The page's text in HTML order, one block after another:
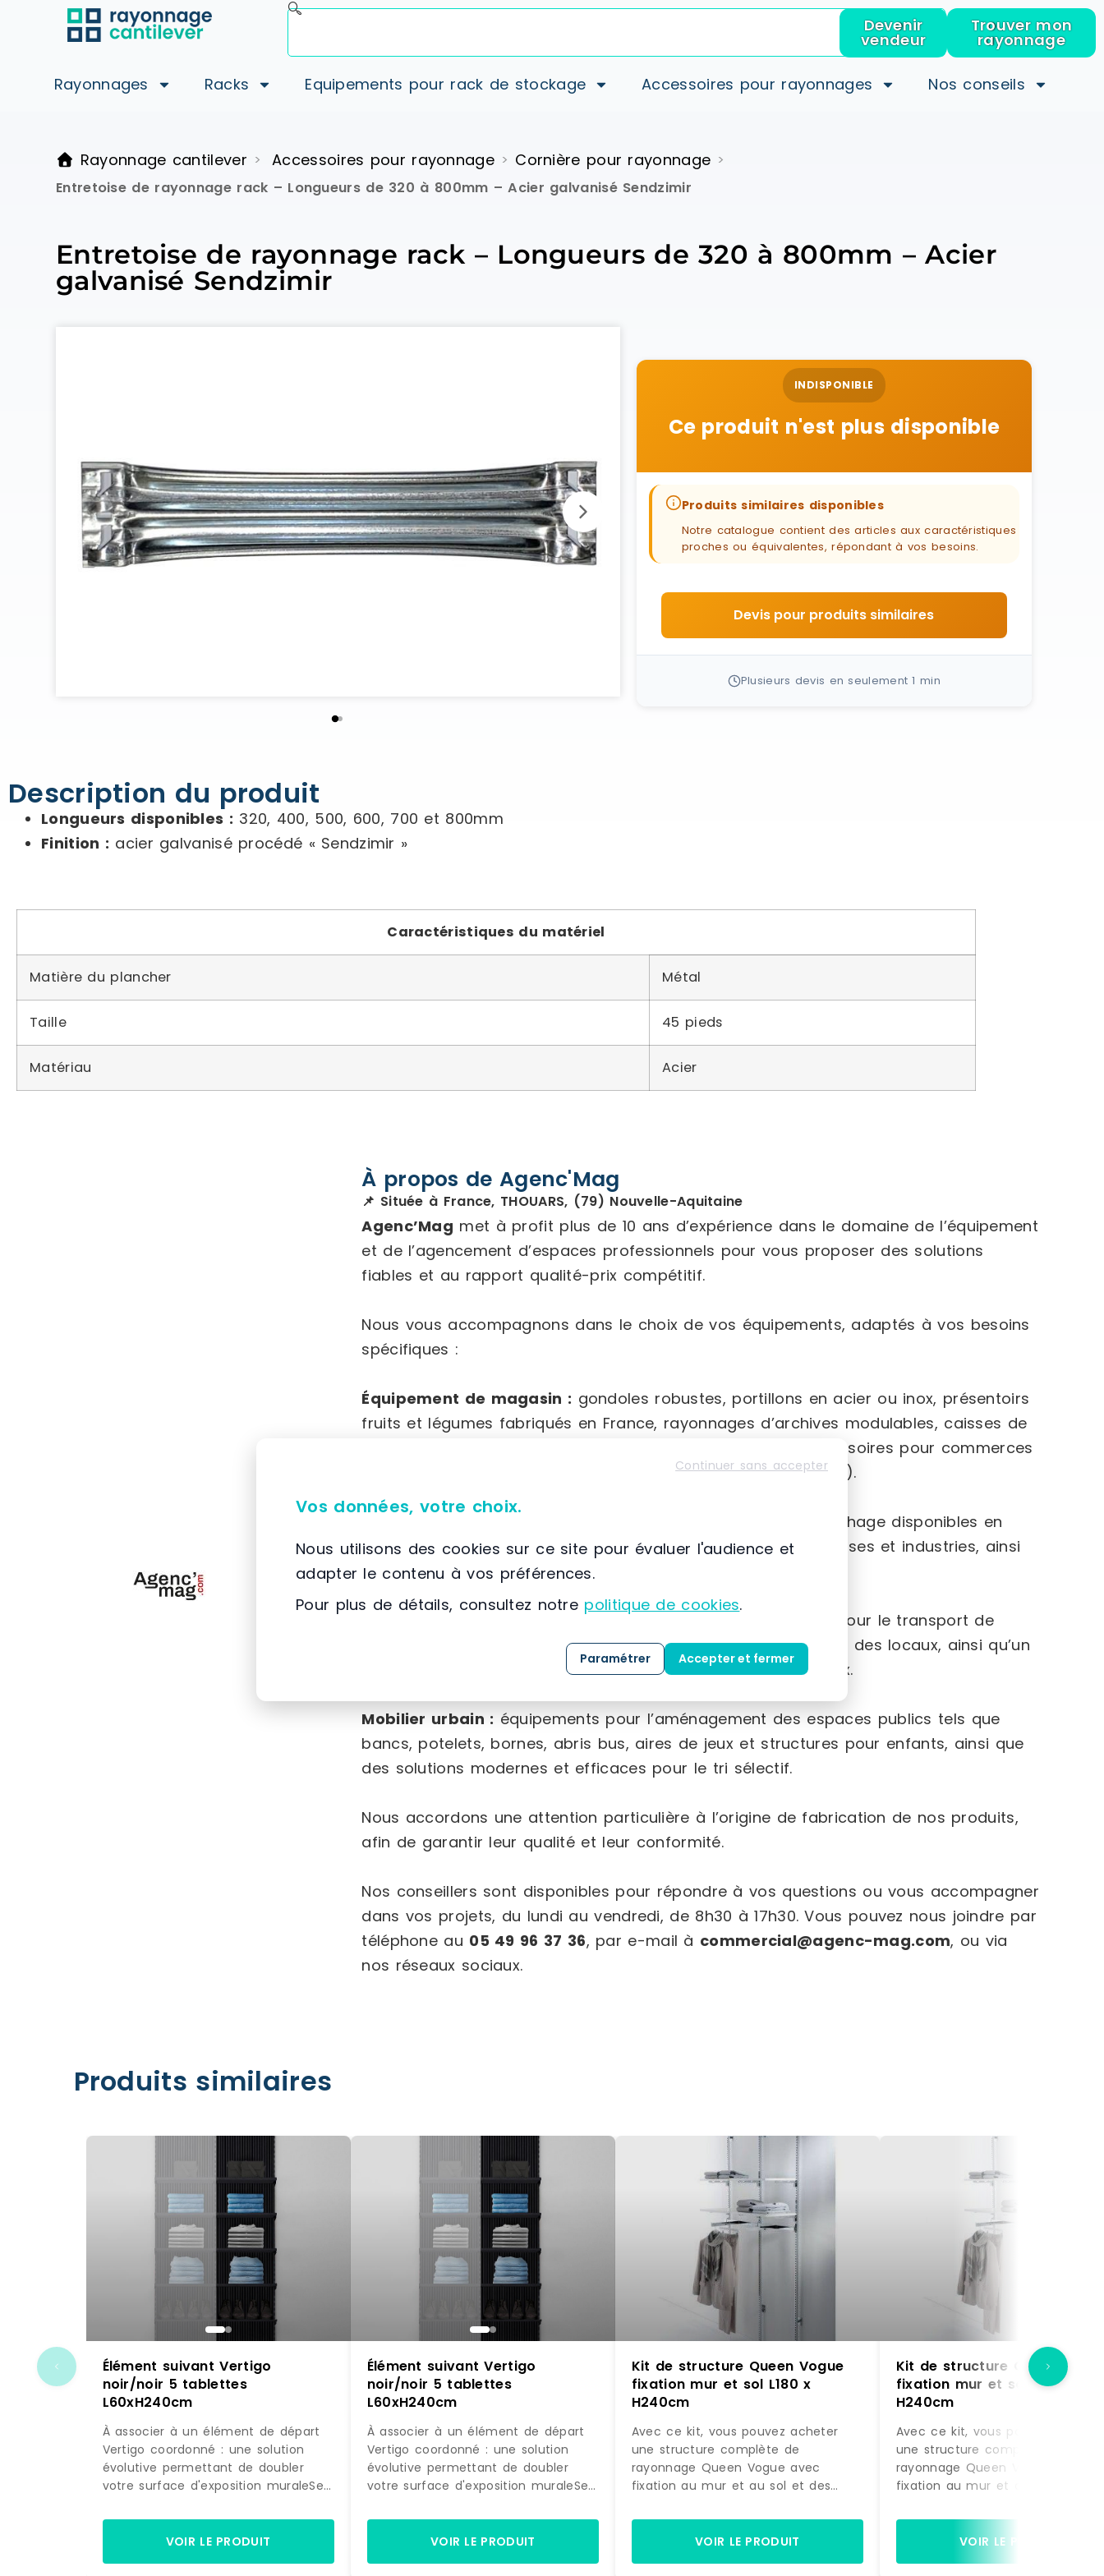
Devenir
vendeur
Trouver mon
rayonnage
Rayonnages Racks Equipements pour rack de stockage Accessoires pour rayonnages Nos conseils
Rayonnage cantilever > Accessoires pour rayonnage > Cornière pour rayonnage >
Entretoise de rayonnage rack – Longueurs de 320 à 800mm – Acier galvanisé Sendzimir
Entretoise de rayonnage rack – Longueurs de 320 à 800mm – Acier
galvanisé Sendzimir
INDISPONIBLE
Ce produit n'est plus disponible
Produits similaires disponibles
Notre catalogue contient des articles aux caractéristiques
proches ou équivalentes, répondant à vos besoins.
Devis pour produits similaires
Plusieurs devis en seulement 1 min
Description du produit
Longueurs disponibles : 320, 400, 500, 600, 700 et 800mm
Finition : acier galvanisé procédé « Sendzimir »
Caractéristiques du matériel
Matière du plancher Métal
Taille 45 pieds
Matériau Acier
À propos de Agenc'Mag
📌 Située à France, THOUARS, (79) Nouvelle-Aquitaine
Agenc’Mag met à profit plus de 10 ans d’expérience dans le domaine de l’équipement
et de l’agencement d’espaces professionnels pour vous proposer des solutions
fiables et au rapport qualité-prix compétitif.
Nous vous accompagnons dans le choix de vos équipements, adaptés à vos besoins
spécifiques :
Équipement de magasin : gondoles robustes, portillons en acier ou inox, présentoirs
fruits et légumes fabriqués en France, rayonnages d’archives modulables, caisses de
sortie de différentes tailles, ainsi qu’une large gamme d’accessoires pour commerces
(paniers, séparateurs, broches, porte-étiquettes, chariots, etc.).
Équipement intérieur :
mobilier d’accueil varié, vitrines d’affichage disponibles en
plusieurs formats, accessoires sanitaires adaptés aux entreprises et industries, ainsi
que du matériel électoral.
chariots et diables de manutention pour le transport de
charges lourdes, protections pour la sécurité des employés et des locaux, ainsi qu’un
vaste choix de solutions de stockage pour produits dangereux.
Mobilier urbain : équipements pour l’aménagement des espaces publics tels que
bancs, potelets, bornes, abris bus, aires de jeux et structures pour enfants, ainsi que
des solutions modernes et efficaces pour le tri sélectif.
Nous accordons une attention particulière à l’origine de fabrication de nos produits,
afin de garantir leur qualité et leur conformité.
Nos conseillers sont disponibles pour répondre à vos questions ou vous accompagner
dans vos projets, du lundi au vendredi, de 8h30 à 17h30. Vous pouvez nous joindre par
téléphone au 05 49 96 37 36, par e-mail à commercial@agenc-mag.com, ou via
nos réseaux sociaux.
Produits similaires
Élément suivant Vertigo
noir/noir 5 tablettes
L60xH240cm
À associer à un élément de départ
Vertigo coordonné : une solution
évolutive permettant de doubler
votre surface d'exposition muraleSe
initiale : pour une pose simple et
astucieuseDesign différenciant :
donne beaucoup de caractère à
VOIR LE PRODUIT
Élément suivant Vertigo
noir/noir 5 tablettes
L60xH240cm
À associer à un élément de départ
Vertigo coordonné : une solution
évolutive permettant de doubler
votre surface d'exposition muraleSe
initiale : pour une pose simple et
astucieuseDesign différenciant :
donne beaucoup de caractère à
VOIR LE PRODUIT
Kit de structure Queen Vogue
fixation mur et sol L180 x
H240cm
Avec ce kit, vous pouvez acheter
une structure complète de
rayonnage Queen Vogue avec
fixation au mur et au sol et des
la photo, prête à être montée.
Equipée de 4 étagères et de 2 bras
de suspension, cette structure est
VOIR LE PRODUIT
Kit de structure Queen
fixation mur et sol L180 x
H240cm
Avec ce kit, vous pouvez acheter
une structure complète de
rayonnage Queen Vogue avec
fixation au mur et au sol et des
la photo, prête à être montée.
Equipée de 4 étagères et de 2
de suspension, cette structure
VOIR LE PRODUIT
Continuer sans accepter
Vos données, votre choix.
Nous utilisons des cookies sur ce site pour évaluer l'audience et
adapter le contenu à vos préférences.
Pour plus de détails, consultez notre politique de cookies.
Paramétrer Accepter et fermer